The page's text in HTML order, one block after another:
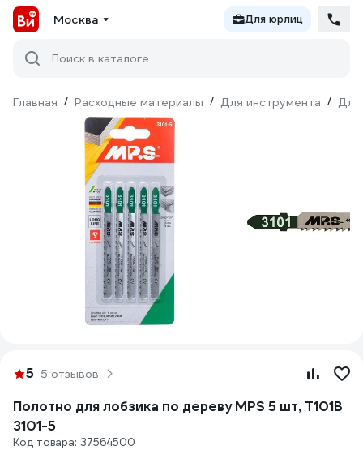
Москва Для юрлиц
Поиск в каталоге
Главная / Расходные материалы / Для инструмента / Для
5 5 отзывов
Полотно для лобзика по дереву MPS 5 шт, T101B
3101-5
Код товара: 37564500